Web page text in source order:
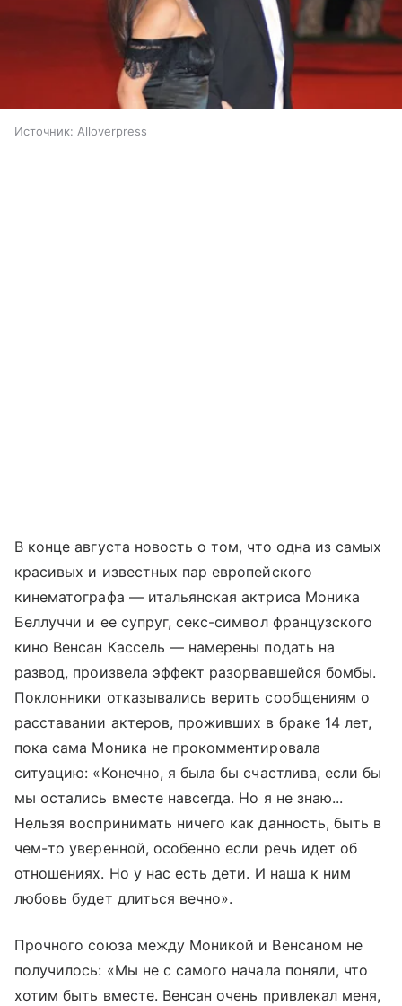
Источник: Alloverpress
В конце августа новость о том, что одна из самых
красивых и известных пар европейского
кинематографа — итальянская актриса Моника
Беллуччи и ее супруг, секс-символ французского
кино Венсан Кассель — намерены подать на
развод, произвела эффект разорвавшейся бомбы.
Поклонники отказывались верить сообщениям о
расставании актеров, проживших в браке 14 лет,
пока сама Моника не прокомментировала
ситуацию: «Конечно, я была бы счастлива, если бы
мы остались вместе навсегда. Но я не знаю...
Нельзя воспринимать ничего как данность, быть в
чем-то уверенной, особенно если речь идет об
отношениях. Но у нас есть дети. И наша к ним
любовь будет длиться вечно».
Прочного союза между Моникой и Венсаном не
получилось: «Мы не с самого начала поняли, что
хотим быть вместе. Венсан очень привлекал меня,